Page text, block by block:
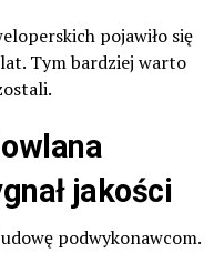
pojawiło się
Tym bardziej warto
jakości
podwykonawcom.